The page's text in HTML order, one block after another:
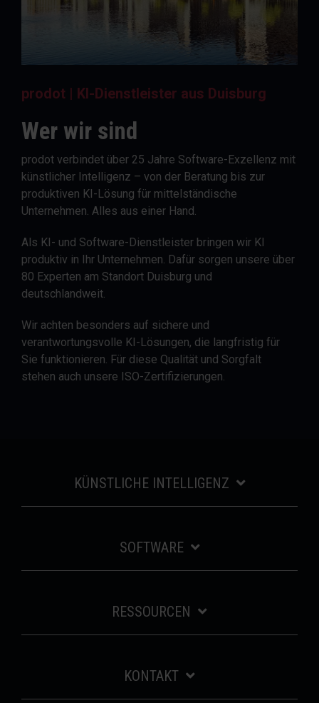
prodot | KI-Dienstleister aus Duisburg
Wer wir sind
prodot verbindet über 25 Jahre Software-Exzellenz mit
künstlicher Intelligenz – von der Beratung bis zur
produktiven KI-Lösung für mittelständische
Unternehmen. Alles aus einer Hand.
Als KI- und Software-Dienstleister bringen wir KI
produktiv in Ihr Unternehmen. Dafür sorgen unsere über
80 Experten am Standort Duisburg und
deutschlandweit.
Wir achten besonders auf sichere und
verantwortungsvolle KI-Lösungen, die langfristig für
Sie funktionieren. Für diese Qualität und Sorgfalt
stehen auch unsere ISO-Zertifizierungen.
KÜNSTLICHE INTELLIGENZ
SOFTWARE
RESSOURCEN
KONTAKT